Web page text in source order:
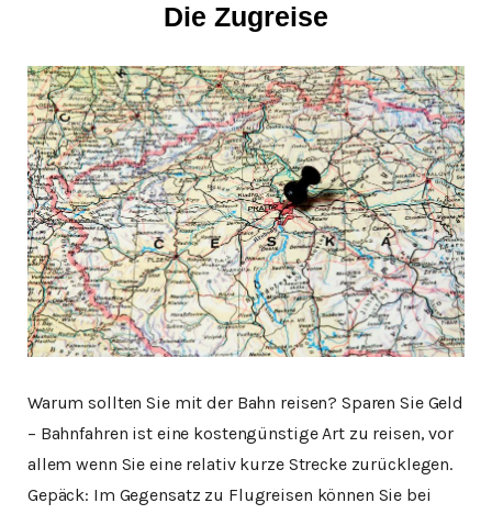
Die Zugreise
Warum sollten Sie mit der Bahn reisen? Sparen Sie Geld
– Bahnfahren ist eine kostengünstige Art zu reisen, vor
allem wenn Sie eine relativ kurze Strecke zurücklegen.
Gepäck: Im Gegensatz zu Flugreisen können Sie bei